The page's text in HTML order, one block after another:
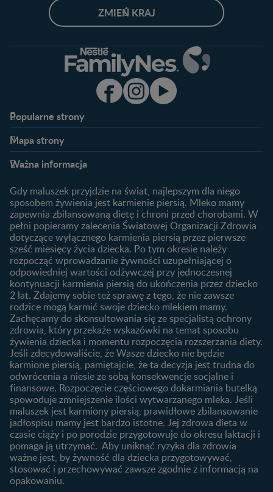
ZMIEŃ KRAJ
Popularne strony​
Kontakt
FAQ
Produkty
Wyszukiwarka produktów
Nasze marki
Mapa strony​
Plamienie implantacyjne –
Jak zaplanować płeć
dziecka?
Jak rozpoznać dni płodne?
Badania przed ciążą
Planowanie urlopu
macierzyńskiego
1. trymestr ciąży
2. trymestr ciąży
3. trymestr ciąży
Rozwój dziecka
Kalendarz rozwoju dziecka
Skoki rozwojowe
Ząbkowanie u niemowląt
Żywienie dziecka
10 sposobów jak poprawić
laktację
Jakie mleko następne
wybrać dla dziecka?
Jak rozszerzać dietę
niemowlaka?
Przydatne materiały dla
rodziców
Poradniki dla rodziców
Karty do zdjęć dla
Maluszka
Materiały do pobrania
Narzędzia dla rodziców
Ważna informacja
Gdy maluszek przyjdzie na świat, najlepszym dla niego
sposobem żywienia jest karmienie piersią. Mleko mamy
zapewnia zbilansowaną dietę i chroni przed chorobami. W
pełni popieramy zalecenia Światowej Organizacji Zdrowia
dotyczące wyłącznego karmienia piersią przez pierwsze
sześć miesięcy życia dziecka. Po tym okresie należy
rozpocząć wprowadzanie żywności uzupełniającej o
odpowiedniej wartości odżywczej przy jednoczesnej
kontynuacji karmienia piersią do ukończenia przez dziecko
2 lat. Zdajemy sobie też sprawę z tego, że nie zawsze
rodzice mogą karmić swoje dziecko mlekiem mamy.
Zachęcamy do skonsultowania się ze specjalistą ochrony
zdrowia, który przekaże wskazówki na temat sposobu
żywienia dziecka i momentu rozpoczęcia rozszerzania diety.
Jeśli zdecydowaliście, że Wasze dziecko nie będzie
karmione piersią, pamiętajcie, że ta decyzja jest trudna do
odwrócenia a niesie ze sobą konsekwencje socjalne i
finansowe. Rozpoczęcie częściowego dokarmiania butelką
spowoduje zmniejszenie ilości wytwarzanego mleka. Jeśli
maluszek jest karmiony piersią, prawidłowe zbilansowanie
jadłospisu mamy jest bardzo istotne. Jej zdrowa dieta w
czasie ciąży i po porodzie przygotowuje do okresu laktacji i
pomaga ją utrzymać. Aby uniknąć ryzyka dla zdrowia
ważne jest, by żywność dla dziecka przygotowywać,
stosować i przechowywać zawsze zgodnie z informacją na
opakowaniu.